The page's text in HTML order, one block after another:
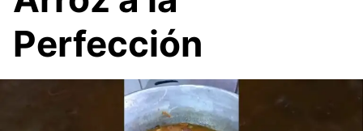
Perfección